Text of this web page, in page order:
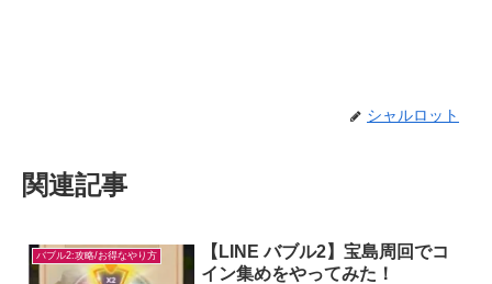
シャルロット
関連記事
バブル2:攻略/お得なやり方
【LINE バブル2】宝島周回でコ
イン集めをやってみた！